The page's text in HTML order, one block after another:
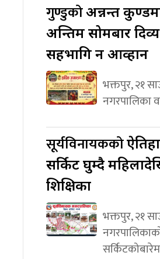
गुण्डुकोअन्नन्त
अन्तिम सोमबार
सहभागि हुन आव्हान
भक्तपुर, २१
नगरपालिका
सूर्यविनायकको
सर्किट घुम्दै
शिक्षिका
भक्तपुर, २१